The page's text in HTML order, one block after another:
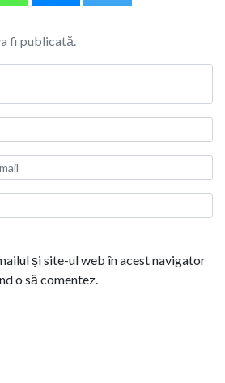
fi publicată.
și site-ul web în acest navigator
o să comentez.